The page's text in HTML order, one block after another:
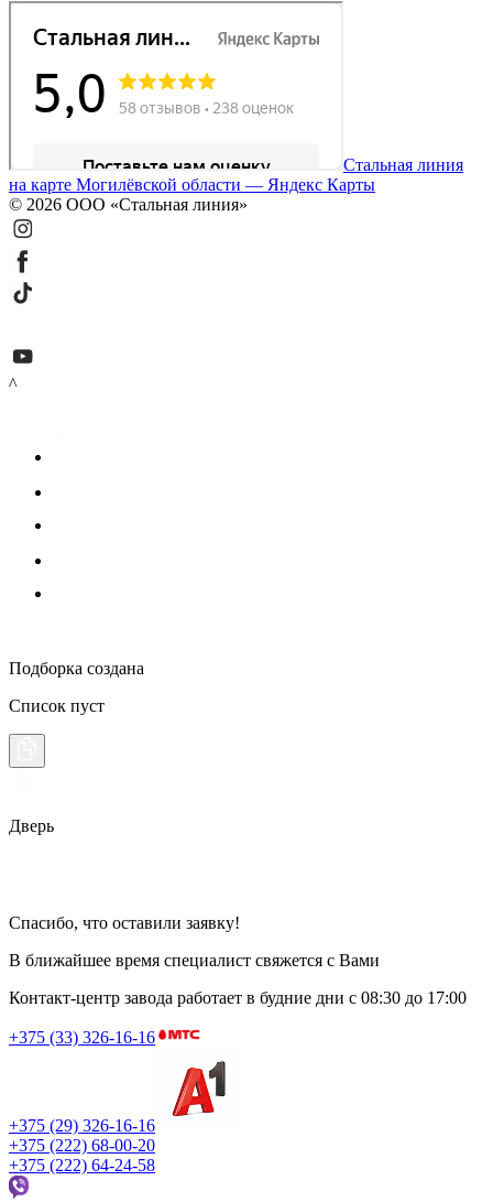
Стальная линия
на карте Могилёвской области — Яндекс Карты
© 2026 ООО «Стальная линия»
^
Подборка создана
Список пуст
Дверь
Спасибо, что оставили заявку!
В ближайшее время специалист свяжется с Вами
Контакт-центр завода работает в будние дни с 08:30 до 17:00
+375 (33) 326-16-16
+375 (29) 326-16-16
+375 (222) 68-00-20
+375 (222) 64-24-58